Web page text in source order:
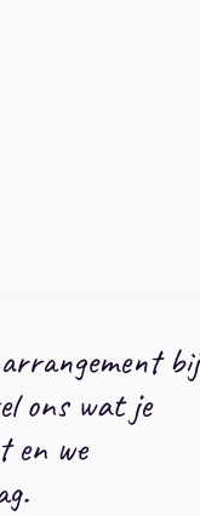
bij
ons wat je
en we